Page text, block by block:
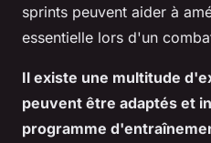
sprints peuvent aider à
essentielle lors d'un
Il existe une multitude
peuvent être adaptés et
programme